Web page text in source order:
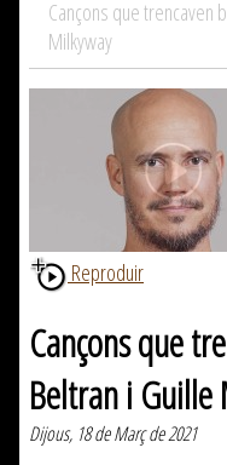
Cançons que trencaven
Milkyway
Reproduir
Cançons que
Beltran i Guille
Dijous, 18 de Març de 2021